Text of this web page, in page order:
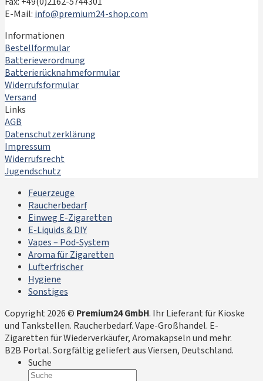
E-Mail: info@premium24-shop.com
Informationen
Bestellformular
Batterieverordnung
Batterierücknahmeformular
Widerrufsformular
Versand
Links
AGB
Datenschutzerklärung
Impressum
Widerrufsrecht
Jugendschutz
Feuerzeuge
Raucherbedarf
Einweg E-Zigaretten
E-Liquids & DIY
Vapes – Pod-System
Aroma für Zigaretten
Lufterfrischer
Hygiene
Sonstiges
Copyright 2026 © Premium24 GmbH. Ihr Lieferant für Kioske
und Tankstellen. Raucherbedarf. Vape-Großhandel. E-
Zigaretten für Wiederverkäufer, Aromakapseln und mehr.
B2B Portal. Sorgfältig geliefert aus Viersen, Deutschland.
Suche